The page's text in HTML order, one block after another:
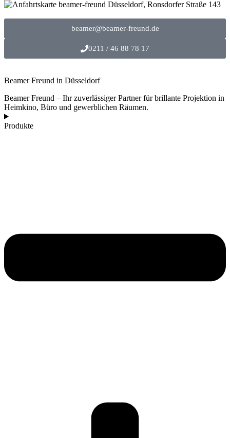
beamer@beamer-freund.de
0211 / 46 88 78 17
Beamer Freund in Düsseldorf
Beamer Freund – Ihr zuverlässiger Partner für brillante Projektion in
Heimkino, Büro und gewerblichen Räumen.
Produkte